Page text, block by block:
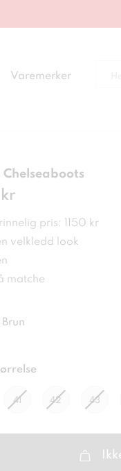
Varemerker
Chelseaboots
kr
pris: 1150 kr
velkledd look
matche
Brun
41 42 43